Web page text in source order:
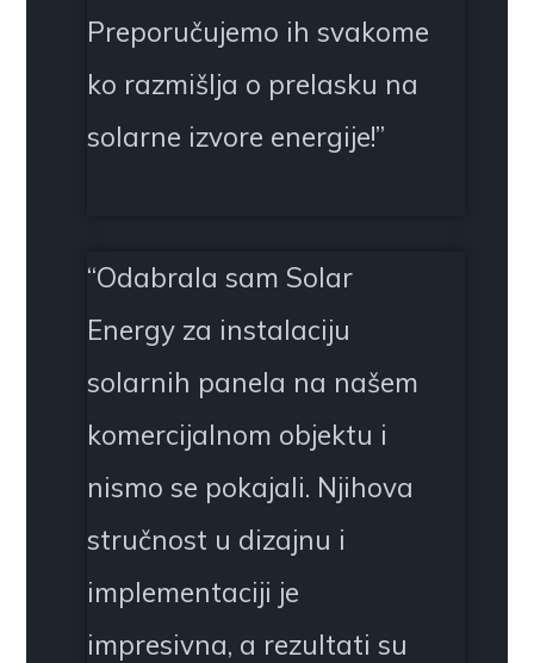
Preporučujemo ih svakome
ko razmišlja o prelasku na
solarne izvore energije!”
“Odabrala sam Solar
Energy za instalaciju
solarnih panela na našem
komercijalnom objektu i
nismo se pokajali. Njihova
stručnost u dizajnu i
implementaciji je
impresivna, a rezultati su